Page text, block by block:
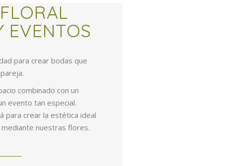
EVENTOS
para crear bodas que
combinado con un
evento tan especial.
para crear la estética ideal
nuestras flores.